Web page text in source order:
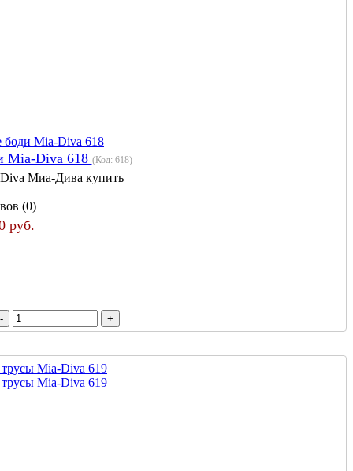
Mia-Diva 618 (Код: 618)
Миа-Дива купить
(0)
руб.